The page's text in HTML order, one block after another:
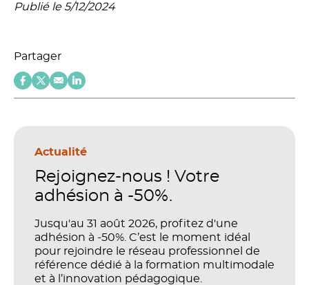
Publié le 5/12/2024
Partager
Actualité
Rejoignez-nous ! Votre
adhésion à -50%.
Jusqu'au 31 août 2026, profitez d'une
adhésion à -50%. C’est le moment idéal
pour rejoindre le réseau professionnel de
référence dédié à la formation multimodale
et à l’innovation pédagogique.